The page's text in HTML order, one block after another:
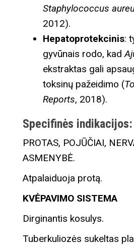
Staphylococcus
2012).
Hepatoprotekcinis:
gyvūnais rodo, kad
ekstraktas gali
toksinų pažeidimo (
Reports, 2018).
Specifinės indikacijos:
PROTAS, POJŪČIAI,
ASMENYBĖ.
Atpalaiduoja protą.
KVĖPAVIMO SISTEMA
Dirginantis kosulys.
Tuberkuliozės sukeltas